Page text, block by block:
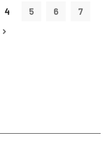
4 5 6 7